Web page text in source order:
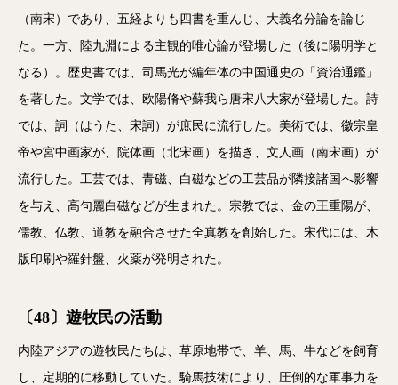
（南宋）であり、五経よりも四書を重んじ、大義名分論を論じ
た。一方、陸九淵による主観的唯心論が登場した（後に陽明学と
なる）。歴史書では、司馬光が編年体の中国通史の「資治通鑑」
を著した。文学では、欧陽脩や蘇我ら唐宋八大家が登場した。詩
では、詞（はうた、宋詞）が庶民に流行した。美術では、徽宗皇
帝や宮中画家が、院体画（北宋画）を描き、文人画（南宋画）が
流行した。工芸では、青磁、白磁などの工芸品が隣接諸国へ影響
を与え、高句麗白磁などが生まれた。宗教では、金の王重陽が、
儒教、仏教、道教を融合させた全真教を創始した。宋代には、木
版印刷や羅針盤、火薬が発明された。
〔48〕遊牧民の活動
内陸アジアの遊牧民たちは、草原地帯で、羊、馬、牛などを飼育
し、定期的に移動していた。騎馬技術により、圧倒的な軍事力を